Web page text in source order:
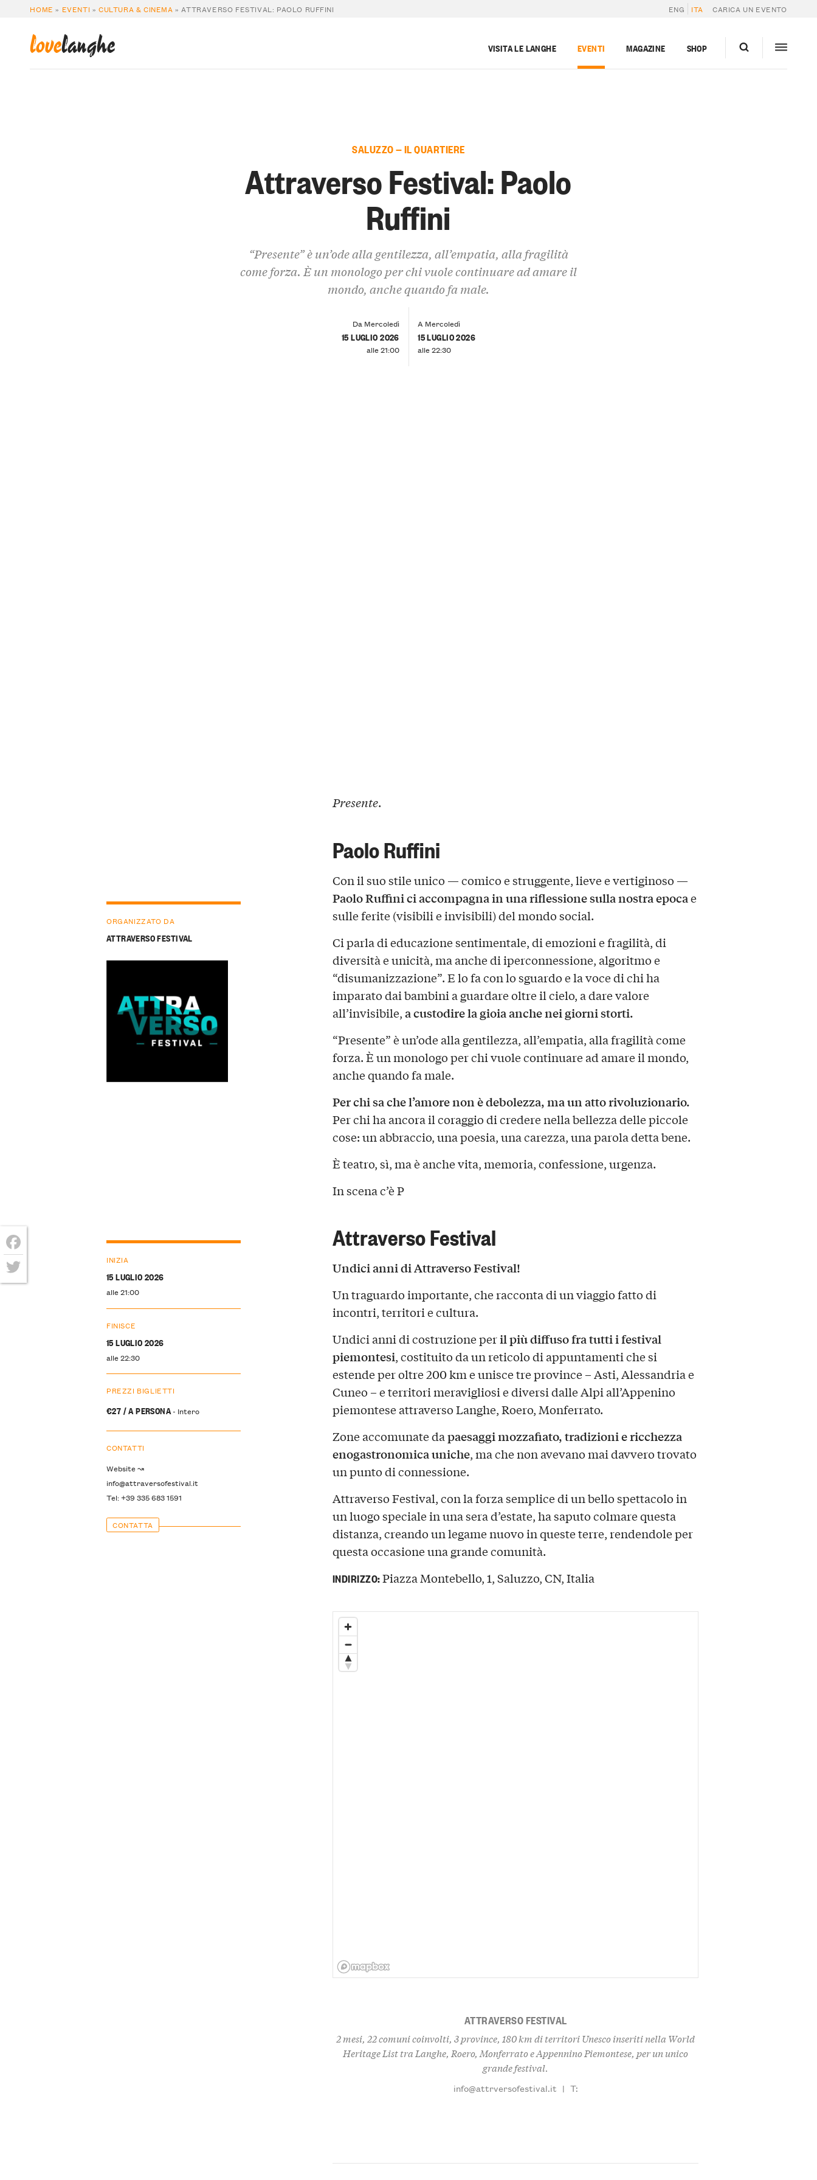
HOME » EVENTI »CULTURA & CINEMA »ATTRAVERSO FESTIVAL: PAOLO RUFFINI ENG ITA CARICA UN EVENTO
lovelanghe VISITA LE LANGHE EVENTI MAGAZINE SHOP
SALUZZO — IL QUARTIERE
Attraverso Festival: Paolo
Ruffini
“Presente” è un’ode alla gentilezza, all’empatia, alla fragilità
come forza. È un monologo per chi vuole continuare ad amare il
mondo, anche quando fa male.
Da Mercoledì
15 LUGLIO 2026
alle 21:00
A Mercoledì
15 LUGLIO 2026
alle 22:30
Presente.
Paolo Ruffini
Con il suo stile unico — comico e struggente, lieve e vertiginoso —
Paolo Ruffini ci accompagna in una riflessione sulla nostra epocae
sulle ferite (visibili e invisibili) del mondo social.
Ci parla di educazione sentimentale, di emozioni e fragilità, di
diversità e unicità, ma anche di iperconnessione, algoritmo e
“disumanizzazione”. E lo fa con lo sguardo e la voce di chi ha
imparato dai bambini a guardare oltre il cielo, a dare valore
all’invisibile,a custodire la gioia anche nei giorni storti.
“Presente” è un’ode alla gentilezza, all’empatia, alla fragilità come
forza. È un monologo per chi vuole continuare ad amare il mondo,
anche quando fa male.
Per chi sa che l’amore non è debolezza, ma un atto rivoluzionario.
Per chi ha ancora il coraggio di credere nella bellezza delle piccole
cose: un abbraccio, una poesia, una carezza, una parola detta bene.
È teatro, sì, ma è anche vita, memoria, confessione, urgenza.
In scena c’è P
Attraverso Festival
Undici anni di Attraverso Festival!
Un traguardo importante, che racconta di un viaggio fatto di
incontri, territori e cultura.
Undici anni di costruzione peril più diffuso fra tutti i festival
piemontesi, costituito da un reticolo di appuntamenti che si
estende per oltre 200 km e unisce tre province – Asti, Alessandria e
Cuneo – e territori meravigliosi e diversi dalle Alpi all’Appenino
piemontese attraverso Langhe, Roero, Monferrato.
Zone accomunate dapaesaggi mozzafiato, tradizioni e ricchezza
enogastronomica uniche, ma che non avevano mai davvero trovato
un punto di connessione.
Attraverso Festival, con la forza semplice di un bello spettacolo in
un luogo speciale in una sera d’estate, ha saputo colmare questa
distanza, creando un legame nuovo in queste terre, rendendole per
questa occasione una grande comunità.
ORGANIZZATO DA
ATTRAVERSO FESTIVAL
INIZIA
15 LUGLIO 2026
alle 21:00
FINISCE
15 LUGLIO 2026
alle 22:30
PREZZI BIGLIETTI
€27 / A PERSONA- Intero
CONTATTI
Website ↝
info@attraversofestival.it
Tel: +39 335 683 1591
CONTATTA
INDIRIZZO:Piazza Montebello, 1, Saluzzo, CN, Italia
ATTRAVERSO FESTIVAL
2 mesi, 22 comuni coinvolti, 3 province, 180 km di territori Unesco inseriti nella World
Heritage List tra Langhe, Roero, Monferrato e Appennino Piemontese, per un unico
grande festival.
info@attrversofestival.it | T:
Facebook
Twitter